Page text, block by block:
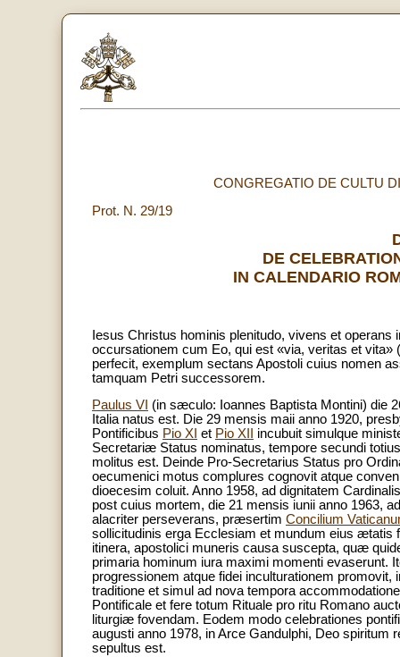
CONGREGATIO DE CULTU
Prot. N. 29/19
DE
IN CALENDARIO
Iesus Christus hominis plenitudo, vivens et
occursationem cum Eo, qui est «via, veritas et vita» (
perfecit, exemplum sectans Apostoli cuius nomen
tamquam Petri successorem.
Paulus VI (in sæculo: Ioannes Baptista Montini) die
Italia natus est. Die 29 mensis maii anno 1920,
Pontificibus Pio XI et Pio XII
incubuit simulque
Secretariæ Status nominatus, tempore secundi
molitus est. Deinde Pro-Secretarius Status pro
oecume­nici motus complures cognovit atque
dioecesim coluit. Anno 1958, ad dignitatem
post cuius mortem, die 21 mensis iunii anno 1963,
alacriter perseverans, præsertim Concilium
sollicitudinis erga Ecclesiam et mundum eius ætatis
itinera, apostolici muneris causa suscepta, quæ
primaria hominum iura maximi momenti evaserunt.
progressionem atque fidei inculturationem
traditione et simul ad nova tempora
Pontificale et fere totum Rituale pro ritu Romano
liturgiæ fovendam. Eodem modo celebrationes
augusti anno 1978, in Arce Gandulphi, Deo
sepultus est.